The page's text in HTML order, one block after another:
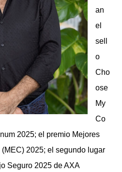
an
el
sell
o
Cho
ose
My
Co
2025; el premio Mejores
2025; el segundo lugar
Seguro 2025 de AXA